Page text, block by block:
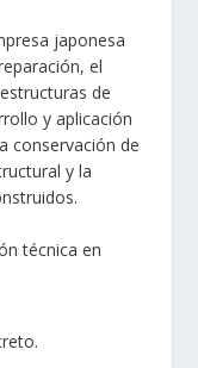
japonesa
el
de
y aplicación
conservación de
y la
técnica en